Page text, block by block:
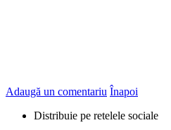
Adaugă un comentariu Înapoi
Distribuie pe retelele sociale